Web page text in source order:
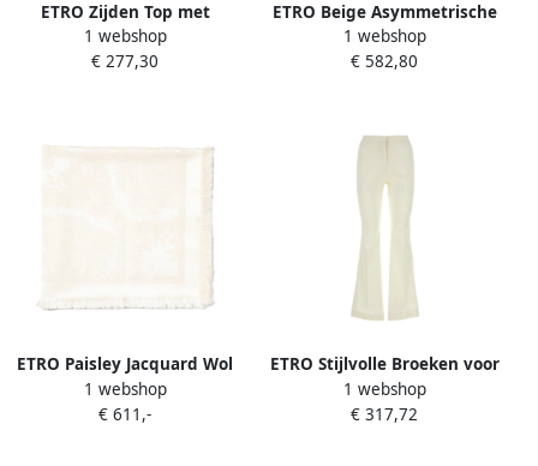
ETRO Zijden Top met
Geborduurd Logo Beige
Dames
1 webshop
€ 277,30
ETRO Beige Asymmetrische
Boothals Cape Beige Dames
1 webshop
€ 582,80
ETRO Paisley Jacquard Wol
Zijde Sjaal Beige Dames
1 webshop
€ 611,-
ETRO Stijlvolle Broeken voor
Mannen Beige Dames
1 webshop
€ 317,72